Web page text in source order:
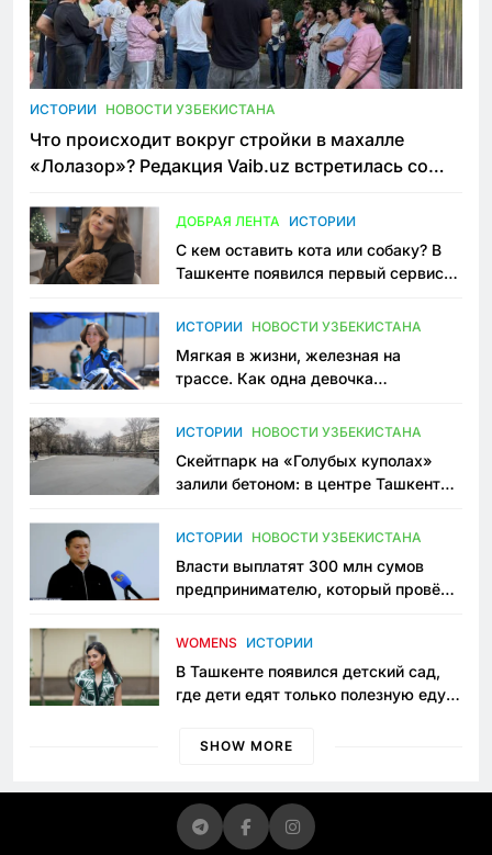
ИСТОРИИ НОВОСТИ УЗБЕКИСТАНА
Что происходит вокруг стройки в махалле
«Лолазор»? Редакция Vaib.uz встретилась со
ДОБРАЯ ЛЕНТА ИСТОРИИ
С кем оставить кота или собаку? В
Ташкенте появился первый сервис
ИСТОРИИ НОВОСТИ УЗБЕКИСТАНА
Мягкая в жизни, железная на
трассе. Как одна девочка
Узбекистане
ИСТОРИИ НОВОСТИ УЗБЕКИСТАНА
Скейтпарк на «Голубых куполах»
залили бетоном: в центре Ташкента
пространство
ИСТОРИИ НОВОСТИ УЗБЕКИСТАНА
Власти выплатят 300 млн сумов
предпринимателю, который провёл
приговору
WOMENS ИСТОРИИ
В Ташкенте появился детский сад,
где дети едят только полезную еду.
просить «кашу без сахара»
SHOW MORE